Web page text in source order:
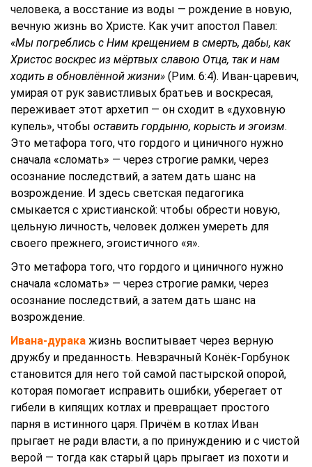
человека, а восстание из воды — рождение в новую,
вечную жизнь во Христе. Как учит апостол Павел:
«Мы погреблись с Ним крещением в смерть, дабы, как
Христос воскрес из мёртвых славою Отца, так и нам
ходить в обновлённой жизни» (Рим. 6:4). Иван-царевич,
умирая от рук завистливых братьев и воскресая,
переживает этот архетип — он сходит в «духовную
купель», чтобы оставить гордыню, корысть и эгоизм.
Это метафора того, что гордого и циничного нужно
сначала «сломать» — через строгие рамки, через
осознание последствий, а затем дать шанс на
возрождение. И здесь светская педагогика
смыкается с христианской: чтобы обрести новую,
цельную личность, человек должен умереть для
своего прежнего, эгоистичного «я».
Это метафора того, что гордого и циничного нужно
сначала «сломать» — через строгие рамки, через
осознание последствий, а затем дать шанс на
возрождение.
Ивана-дурака жизнь воспитывает через верную
дружбу и преданность. Невзрачный Конёк-Горбунок
становится для него той самой пастырской опорой,
которая помогает исправить ошибки, уберегает от
гибели в кипящих котлах и превращает простого
парня в истинного царя. Причём в котлах Иван
прыгает не ради власти, а по принуждению и с чистой
верой — тогда как старый царь прыгает из похоти и